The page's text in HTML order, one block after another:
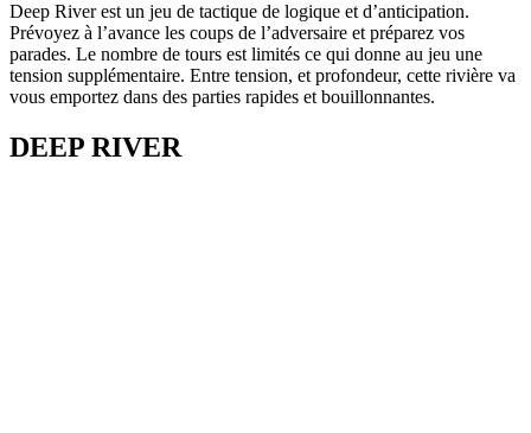
Deep River est un jeu de tactique de logique et d’anticipation.
Prévoyez à l’avance les coups de l’adversaire et préparez vos
parades. Le nombre de tours est limités ce qui donne au jeu une
tension supplémentaire. Entre tension, et profondeur, cette rivière va
vous emportez dans des parties rapides et bouillonnantes.
DEEP RIVER